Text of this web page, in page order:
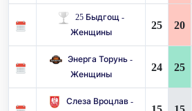
25 Быдгощ -
Женщины
25 20
Энерга Торунь -
Женщины
24 25
Слеза Вроцлав -